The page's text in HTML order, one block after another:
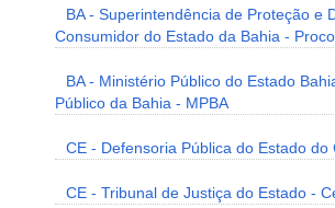
BA - Superintendência de Proteção e
Consumidor do Estado da Bahia -
BA - Ministério Público do Estado
Público da Bahia - MPBA
CE - Defensoria Pública do Estado do
CE - Tribunal de Justiça do Estado -